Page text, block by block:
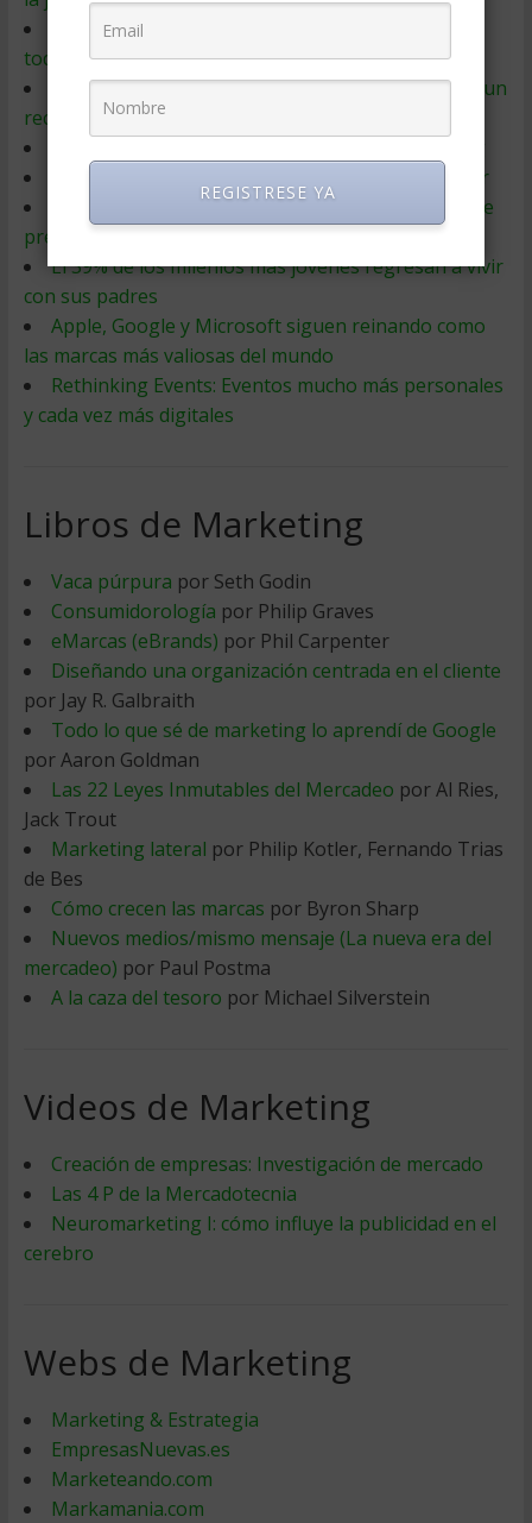
El poder de los precios psicológicos: ¿reaccionan
todos los consumidores igual ante ellos?
52% de los milleniials ahora vive con sus padres, un
record
Estrategias de marketing a la hora de emprender
Subastas: Cómo saber cuánto vale lo que no tiene
precio
El 39% de los milenios más jóvenes regresan a vivir
con sus padres
Apple, Google y Microsoft siguen reinando como
las marcas más valiosas del mundo
Rethinking Events: Eventos mucho más personales
y cada vez más digitales
Libros de Marketing
Vaca púrpura por Seth Godin
Consumidorología por Philip Graves
eMarcas (eBrands) por Phil Carpenter
Diseñando una organización centrada en el cliente
por Jay R. Galbraith
Todo lo que sé de marketing lo aprendí de Google
por Aaron Goldman
Las 22 Leyes Inmutables del Mercadeo por Al Ries,
Jack Trout
Marketing lateral por Philip Kotler, Fernando Trias
de Bes
Cómo crecen las marcas por Byron Sharp
Nuevos medios/mismo mensaje (La nueva era del
mercadeo) por Paul Postma
A la caza del tesoro por Michael Silverstein
Videos de Marketing
Creación de empresas: Investigación de mercado
Las 4 P de la Mercadotecnia
Neuromarketing I: cómo influye la publicidad en el
cerebro
Webs de Marketing
Marketing & Estrategia
EmpresasNuevas.es
Marketeando.com
Markamania.com
REGISTRESE YA